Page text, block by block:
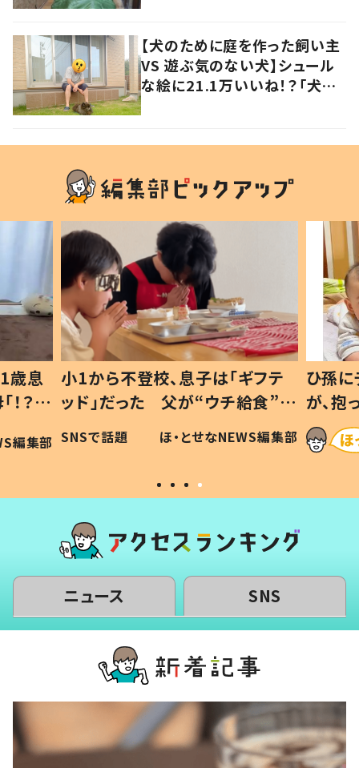
【犬のために庭を作った飼い主
VS 遊ぶ気のない犬】シュール
な絵に21.1万いいね！？「犬の
歳息
？」
編集部
小1から不登校、息子は「ギフテ
ッド」だった 父が“ウチ給食”を
作り続ける理由とは #令和の親
#令和の子
SNSで話題 ほ・とせなNEWS編集部
ひ孫
が、
「涙が
い」
ニュース SNS